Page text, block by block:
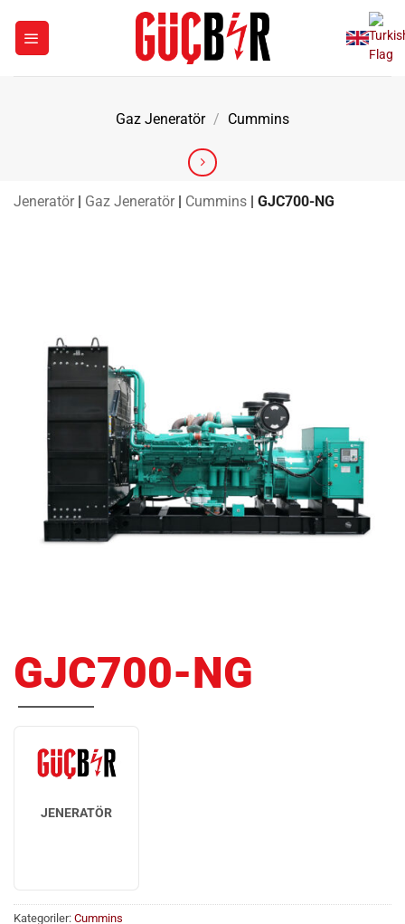
Gaz Jeneratör / Cummins
Jeneratör | Gaz Jeneratör | Cummins | GJC700-NG
GJC700-NG
JENERATÖR
Kategoriler: Cummins